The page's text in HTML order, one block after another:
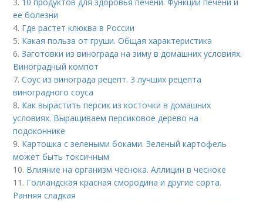
3. 10 продуктов для здоровья печени. Функции печени и
ее болезни
4. Где растет клюква в России
5. Какая польза от груши. Общая характеристика
6.Заготовки из винограда на зиму в домашних условиях.
Виноградный компот
7.Соус из винограда рецепт. 3 лучших рецепта
виноградного соуса
8. Как вырастить персик из косточки в домашних
условиях. Выращиваем персиковое дерево на
подоконнике
9. Картошка с зелеными боками. Зеленый картофель
может быть токсичным
10. Влияние на организм чеснока. Аллицин в чесноке
11. Голландская красная смородина и другие сорта.
Ранняя сладкая